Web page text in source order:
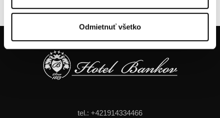
Odmietnuť všetko
tel.: +421914334466